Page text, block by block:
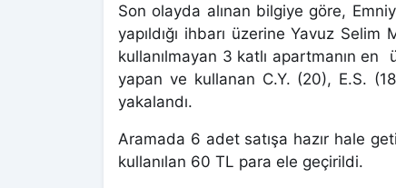
Son olayda alınan bilgiye göre,
yapıldığı ihbarı üzerine Yavuz
kullanılmayan 3 katlı apartmanın
yapan ve kullanan C.Y. (20), E.S.
yakalandı.
Aramada 6 adet satışa hazır hale
kullanılan 60 TL para ele geçirildi.